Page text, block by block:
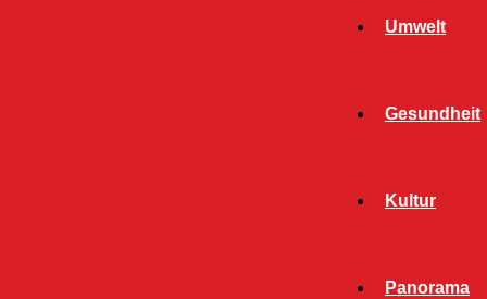
Umwelt
Gesundheit
Kultur
Panorama
Gestohlene Wildkamera führt zur Aufklärung